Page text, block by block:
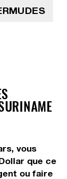
vous
que ce
ou faire